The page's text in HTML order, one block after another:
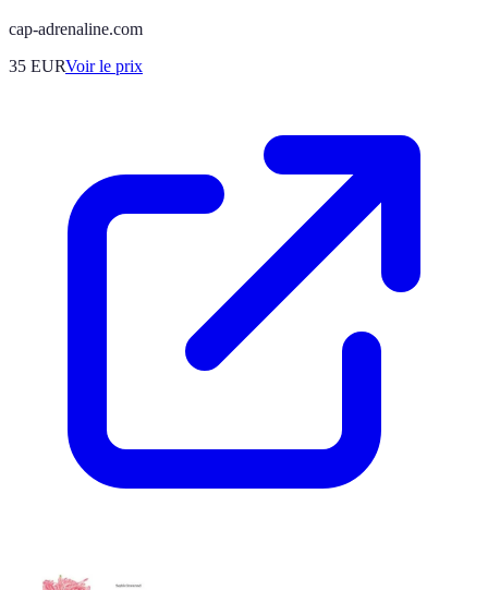
cap-adrenaline.com
35 EURVoir le prix